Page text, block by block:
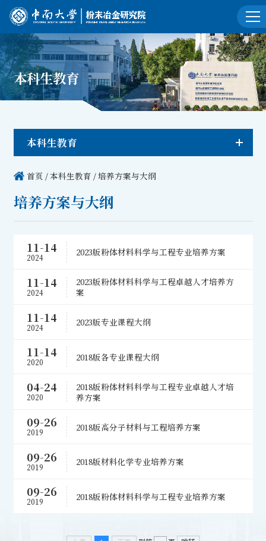
本科生教育
本科生教育
培养方案与大纲
首页 /本科生教育 /培养方案与大纲
11-14
2024 2023版粉体材料科学与工程专业培养方案
11-14
2024
2023版粉体材料科学与工程卓越人才培养方
案
11-14
2024 2023版专业课程大纲
11-14
2020 2018版各专业课程大纲
04-24
2020
2018版粉体材料科学与工程专业卓越人才培
养方案
09-26
2019 2018版高分子材料与工程培养方案
09-26
2019 2018版材料化学专业培养方案
09-26
2019 2018版粉体材料科学与工程专业培养方案